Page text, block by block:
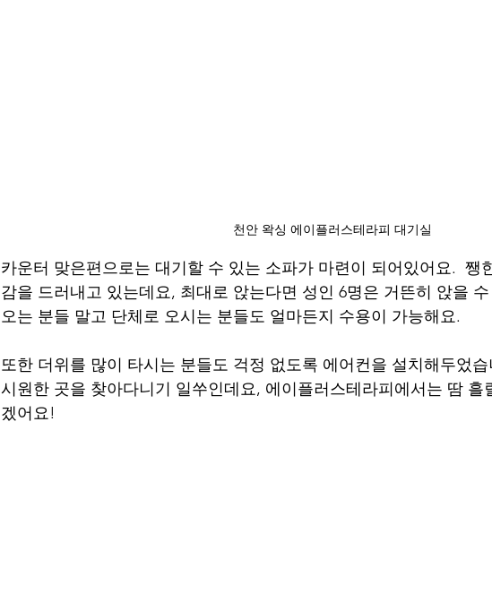
천안 왁싱 에이플러스테라피 대기실
카운터 맞은편으로는 대기할 수 있는 소파가 마련이 되어있어요.  쨍
감을 드러내고 있는데요, 최대로 앉는다면 성인 6명은 거뜬히 앉을
오는 분들 말고 단체로 오시는 분들도 얼마든지 수용이 가능해요.
또한 더위를 많이 타시는 분들도 걱정 없도록 에어컨을 설치해두었
시원한 곳을 찾아다니기 일쑤인데요, 에이플러스테라피에서는 땀 흘
겠어요!